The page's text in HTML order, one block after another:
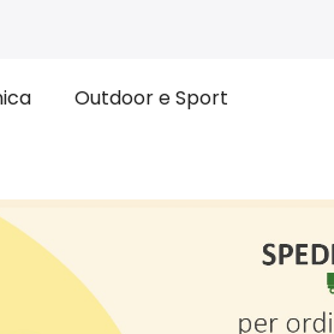
Outdoor e Sport